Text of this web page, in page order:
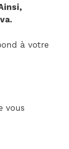
automatic-
à votre
vous